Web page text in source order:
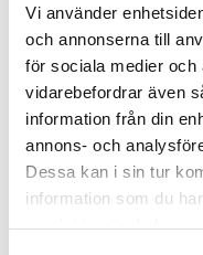
Vi använder
och annonserna till
för sociala medier
vidarebefordrar även
information från din
annons- och
Dessa kan i sin tur
information som du
Srf Uttalanden
Viktiga dagar till
Kalendarium
Viktiga branschfrågor